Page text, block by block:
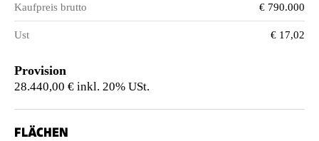
Kaufpreis brutto € 790.000
Ust € 17,02
Provision
28.440,00 € inkl. 20% USt.
FLÄCHEN